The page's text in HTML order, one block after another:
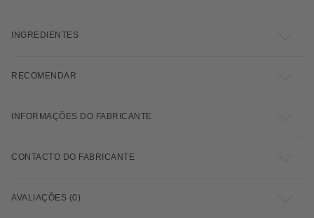
INGREDIENTES
RECOMENDAR
INFORMAÇÕES DO FABRICANTE
CONTACTO DO FABRICANTE
AVALIAÇÕES (0)